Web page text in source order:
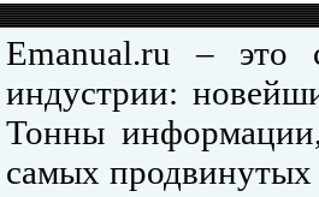
Emanual.ru – это
индустрии:
Тонны
самых